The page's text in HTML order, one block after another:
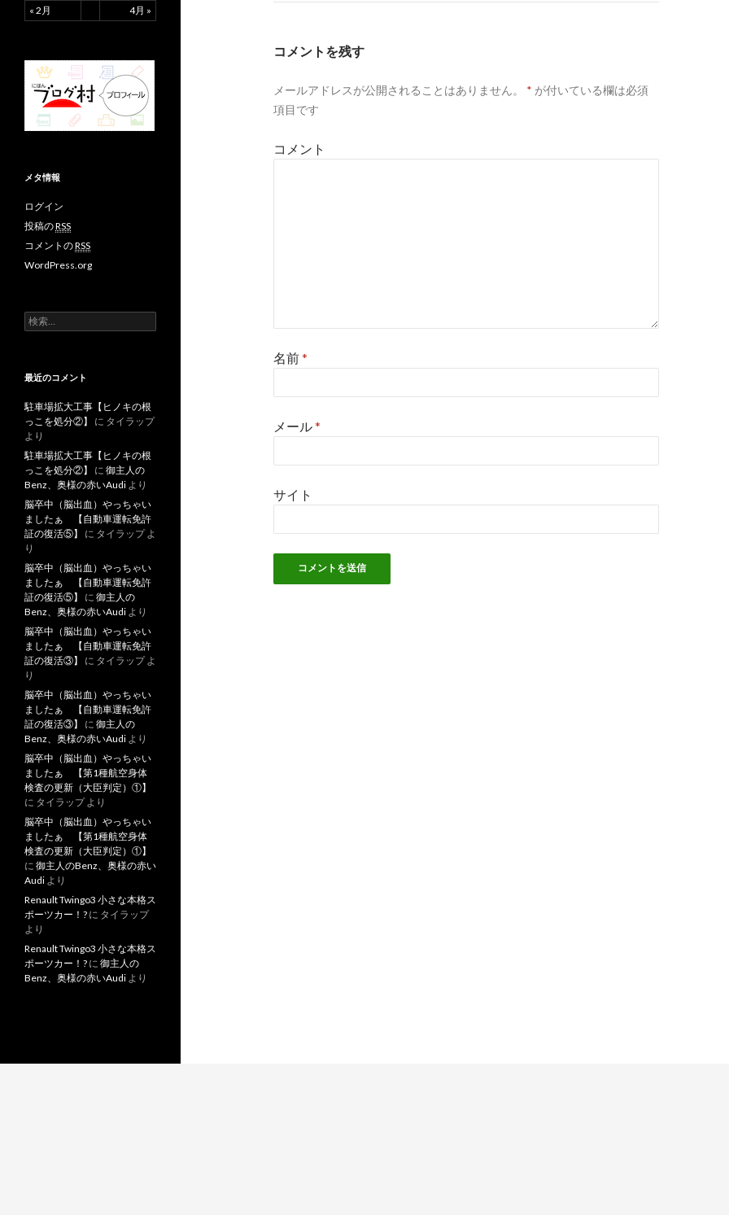
ゲ
シ
ン
コメントを残す
メールアドレスが公開されることはありません。 * が付いている欄は必須
項目です
コメント
名前*
メール*
サイト
« 2月 4月 »
メタ情報
ログイン
投稿のRSS
コメントのRSS
WordPress.org
検
索
最近のコメント
駐車場拡大工事【ヒノキの根
っこを処分②】
に タイラップ
より
駐車場拡大工事【ヒノキの根
っこを処分②】
に 御主人の
Benz、奥様の赤いAudi より
脳卒中（脳出血）やっちゃい
ましたぁ 【自動車運転免許
証の復活⑤】
に タイラップよ
り
脳卒中（脳出血）やっちゃい
ましたぁ 【自動車運転免許
証の復活⑤】
に 御主人の
Benz、奥様の赤いAudi より
脳卒中（脳出血）やっちゃい
ましたぁ 【自動車運転免許
証の復活③】
に タイラップよ
り
脳卒中（脳出血）やっちゃい
ましたぁ 【自動車運転免許
証の復活③】
に 御主人の
Benz、奥様の赤いAudi より
脳卒中（脳出血）やっちゃい
ましたぁ 【第1種航空身体
検査の更新（大臣判定）①】
に タイラップより
脳卒中（脳出血）やっちゃい
ましたぁ 【第1種航空身体
検査の更新（大臣判定）①】
に 御主人のBenz、奥様の赤い
Audi より
Renault Twingo3 小さな本格ス
ポーツカー！? に タイラップ
より
Renault Twingo3 小さな本格ス
ポーツカー！? に 御主人の
Benz、奥様の赤いAudi より